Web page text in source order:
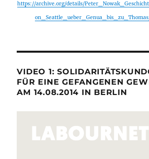
https://archive.org/details/
VIDEO 1:
FÜR EINE GEFANGENEN
AM 14.08.2014 IN BERLIN